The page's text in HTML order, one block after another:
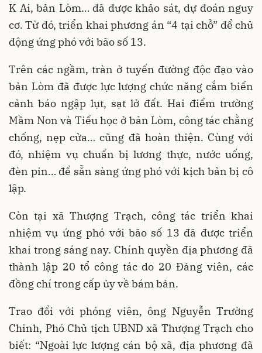
K Ai, bản Lòm… đã được khảo sát, dự đoán nguy
cơ. Từ đó, triển khai phương án “4 tại chỗ” để chủ
động ứng phó với bão số 13.
Trên các ngầm, tràn ở tuyến đường độc đạo vào
bản Lòm đã được lực lượng chức năng cắm biển
cảnh báo ngập lụt, sạt lở đất. Hai điểm trường
Mầm Non và Tiểu học ở bản Lòm, công tác chằng
chống, nẹp cửa… cũng đã hoàn thiện. Cùng với
đó, nhiệm vụ chuẩn bị lương thực, nước uống,
đèn pin… để sẵn sàng ứng phó với kịch bản bị cô
lập.
Còn tại xã Thượng Trạch, công tác triển khai
nhiệm vụ ứng phó với bão số 13 đã được triển
khai trong sáng nay. Chính quyền địa phương đã
thành lập 20 tổ công tác do 20 Đảng viên, các
đồng chí trong cấp ủy về bám bản.
Trao đổi với phóng viên, ông Nguyễn Trường
Chinh, Phó Chủ tịch UBND xã Thượng Trạch cho
biết: “Ngoài lực lượng cán bộ xã, địa phương đã